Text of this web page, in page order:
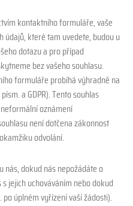
kontaktního formuláře, vaše
které tam uvedete, budou u
dotazu a pro případ
bez vašeho souhlasu.
formuláře probíhá výhradně na
a GDPR). Tento souhlas
oznámení
není dotčena zákonnost
odvolání.
nás, dokud nás nepožádáte o
jejich uchováváním nebo dokud
úplném vyřízení vaší žádosti).